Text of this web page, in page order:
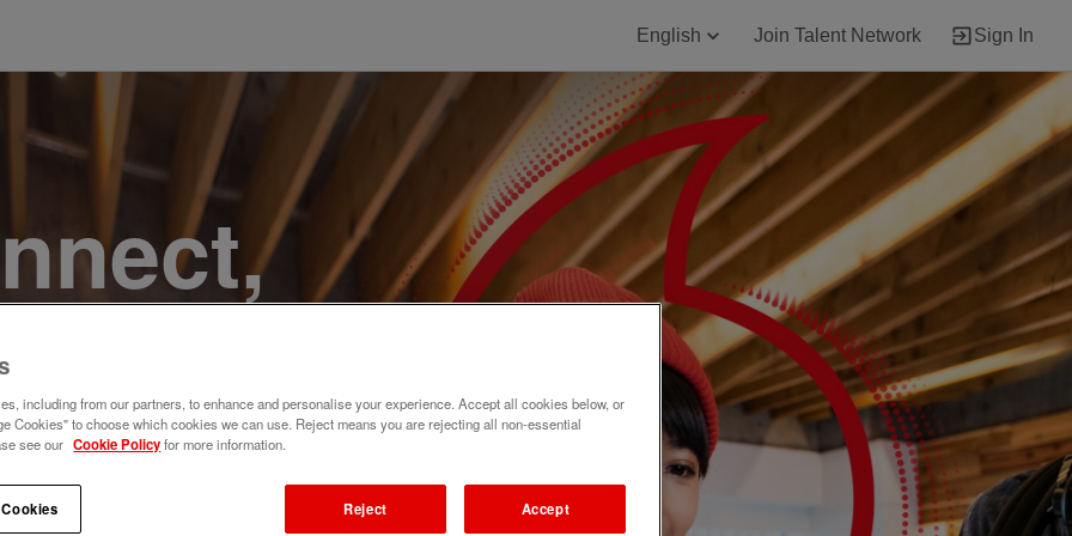
English Join Talent Network Sign In
a
Join
including from our partners, to enhance and personalise your experience. Accept all cookies below, or
Cookies" to choose which cookies we can use. Reject means you are rejecting all non-essential
see our Cookie Policyfor more information.
Reject Accept